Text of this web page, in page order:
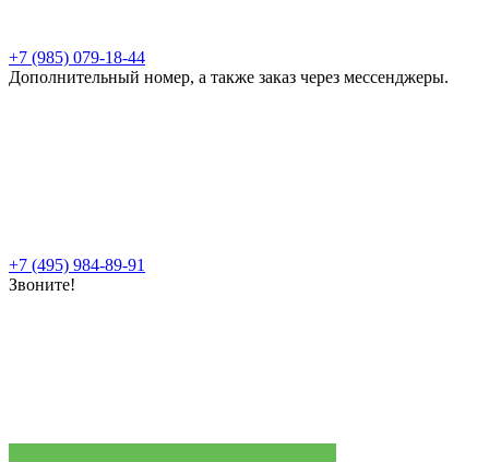
+7 (985) 079-18-44
Дополнительный номер, а также заказ через мессенджеры.
+7 (495) 984-89-91
Звоните!